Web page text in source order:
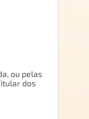
ou pelas
dos